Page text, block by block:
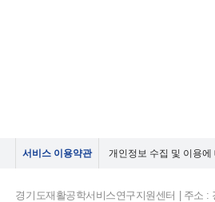
서비스 이용약관 개인정보 수집 및 이용에
경기도재활공학서비스연구지원센터 | 주소 :